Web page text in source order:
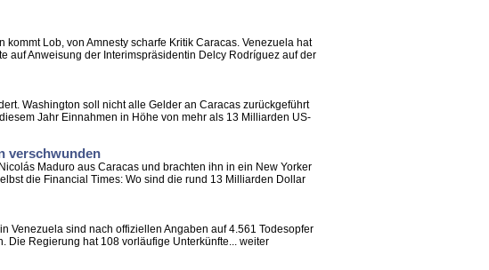
Lob, von Amnesty scharfe Kritik Caracas. Venezuela hat
auf Anweisung der Interimspräsidentin Delcy Rodríguez auf der
Washington soll nicht alle Gelder an Caracas zurückgeführt
Jahr Einnahmen in Höhe von mehr als 13 Milliarden US-
verschwunden
Maduro aus Caracas und brachten ihn in ein New Yorker
die Financial Times: Wo sind die rund 13 Milliarden Dollar
Venezuela sind nach offiziellen Angaben auf 4.561 Todesopfer
Die Regierung hat 108 vorläufige Unterkünfte... weiter